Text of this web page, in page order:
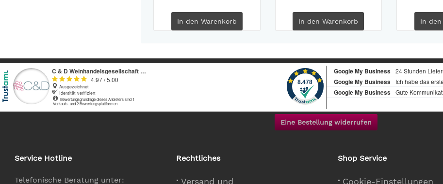
In den Warenkorb In den Warenkorb In den
Eine Bestellung widerrufen
Service Hotline
Telefonische Beratung unter:
Rechtliches
Versand und
Shop Service
Cookie-Einstellungen